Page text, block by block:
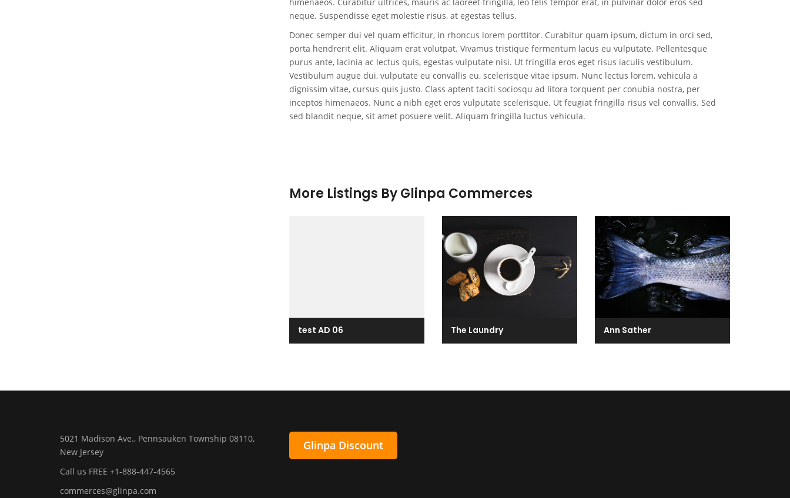
neque. Suspendisse eget molestie risus, at egestas tellus.
Donec semper dui vel quam efficitur, in rhoncus lorem porttitor. Curabitur quam ipsum, dictum in orci sed,
porta hendrerit elit. Aliquam erat volutpat. Vivamus tristique fermentum lacus eu vulputate. Pellentesque
purus ante, lacinia ac lectus quis, egestas vulputate nisi. Ut fringilla eros eget risus iaculis vestibulum.
Vestibulum augue dui, vulputate eu convallis eu, scelerisque vitae ipsum. Nunc lectus lorem, vehicula a
dignissim vitae, cursus quis justo. Class aptent taciti sociosqu ad litora torquent per conubia nostra, per
inceptos himenaeos. Nunc a nibh eget eros vulputate scelerisque. Ut feugiat fringilla risus vel convallis. Sed
sed blandit neque, sit amet posuere velit. Aliquam fringilla luctus vehicula.
More Listings By Glinpa Commerces
test AD 06 The Laundry Ann Sather
5021 Madison Ave., Pennsauken Township 08110,
New Jersey
Call us FREE +1-888-447-4565
commerces@glinpa.com
Glinpa Discount